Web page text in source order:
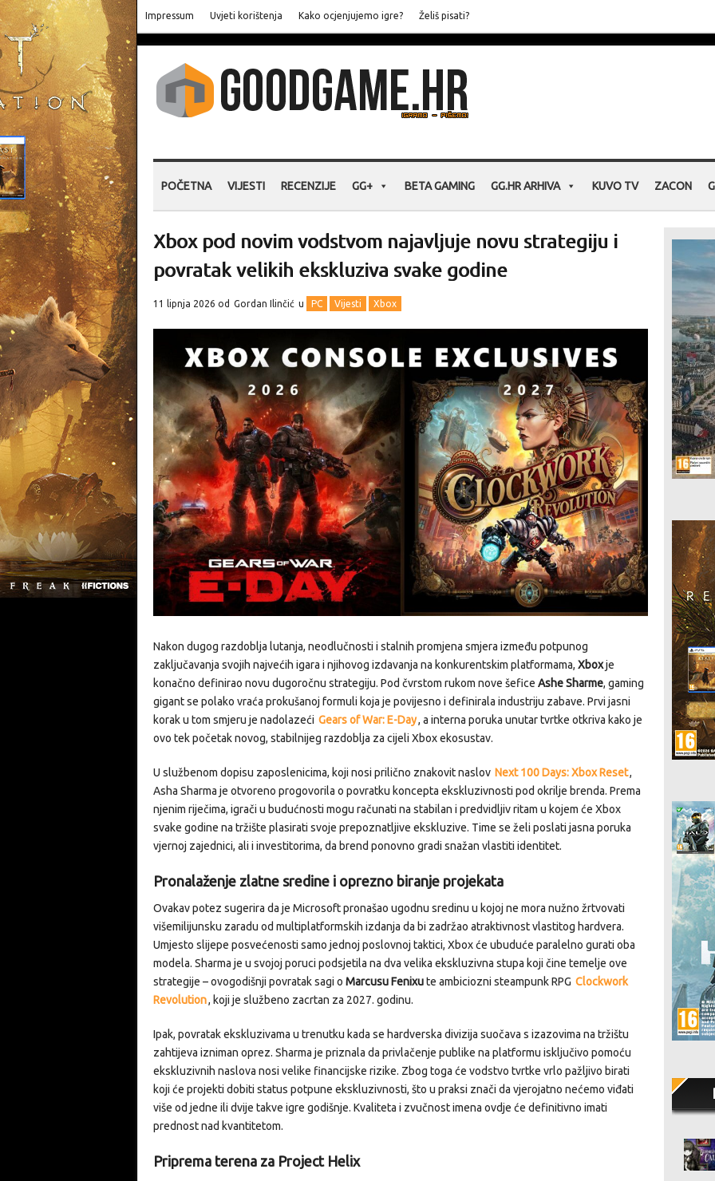
Impressum Uvjeti korištenja Kako ocjenjujemo igre? Želiš pisati?
POČETNA VIJESTI RECENZIJE GG+ BETA GAMING GG.HR ARHIVA KUVO TV ZACON
Xbox pod novim vodstvom najavljuje novu strategiju i
povratak velikih ekskluziva svake godine
11 lipnja 2026 od Gordan Ilinčić u PC Vijesti Xbox
Nakon dugog razdoblja lutanja, neodlučnosti i stalnih promjena smjera između potpunog
zaključavanja svojih najvećih igara i njihovog izdavanja na konkurentskim platformama, Xboxje
konačno definirao novu dugoročnu strategiju. Pod čvrstom rukom nove šefice Ashe Sharme, gaming
gigant se polako vraća prokušanoj formuli koja je povijesno i definirala industriju zabave. Prvi jasni
korak u tom smjeru je nadolazeći Gears of War: E-Day, a interna poruka unutar tvrtke otkriva kako je
ovo tek početak novog, stabilnijeg razdoblja za cijeli Xbox ekosustav.
U službenom dopisu zaposlenicima, koji nosi prilično znakovit naslov Next 100 Days: Xbox Reset,
Asha Sharma je otvoreno progovorila o povratku koncepta ekskluzivnosti pod okrilje brenda. Prema
njenim riječima, igrači u budućnosti mogu računati na stabilan i predvidljiv ritam u kojem će Xbox
svake godine na tržište plasirati svoje prepoznatljive ekskluzive. Time se želi poslati jasna poruka
vjernoj zajednici, ali i investitorima, da brend ponovno gradi snažan vlastiti identitet.
Pronalaženje zlatne sredine i oprezno biranje projekata
Ovakav potez sugerira da je Microsoft pronašao ugodnu sredinu u kojoj ne mora nužno žrtvovati
višemilijunsku zaradu od multiplatformskih izdanja da bi zadržao atraktivnost vlastitog hardvera.
Umjesto slijepe posvećenosti samo jednoj poslovnoj taktici, Xbox će ubuduće paralelno gurati oba
modela. Sharma je u svojoj poruci podsjetila na dva velika ekskluzivna stupa koji čine temelje ove
strategije – ovogodišnji povratak sagi o Marcusu Fenixute ambiciozni steampunk RPG Clockwork
Revolution, koji je službeno zacrtan za 2027. godinu.
Ipak, povratak ekskluzivama u trenutku kada se hardverska divizija suočava s izazovima na tržištu
zahtijeva izniman oprez. Sharma je priznala da privlačenje publike na platformu isključivo pomoću
ekskluzivnih naslova nosi velike financijske rizike. Zbog toga će vodstvo tvrtke vrlo pažljivo birati
koji će projekti dobiti status potpune ekskluzivnosti, što u praksi znači da vjerojatno nećemo viđati
više od jedne ili dvije takve igre godišnje. Kvaliteta i zvučnost imena ovdje će definitivno imati
prednost nad kvantitetom.
Priprema terena za Project Helix